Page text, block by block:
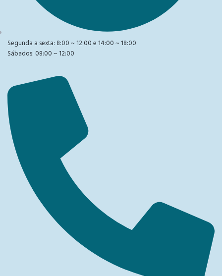
Segunda a sexta: 8:00 ~ 12:00 e 14:00 ~ 18:00
Sábados: 08:00 ~ 12:00